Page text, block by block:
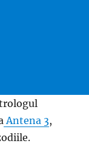
Antena 3,